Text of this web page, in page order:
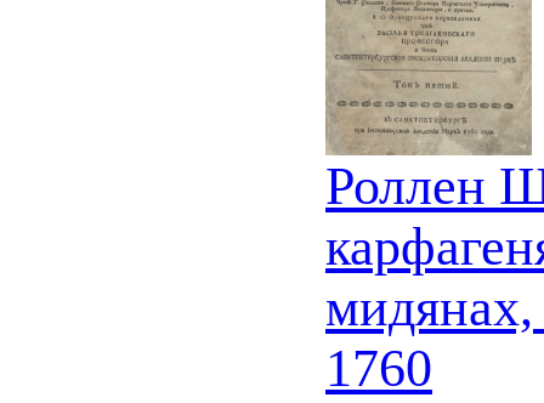
Роллен
мидянах,
1760